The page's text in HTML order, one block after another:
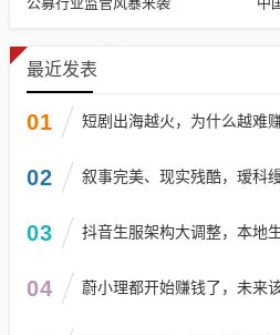
最近发表
01 短剧出海越火，为什么越难
02 叙事完美、现实残酷，瑷科
03 抖音生服架构大调整，本地
04 蔚小理都开始赚钱了，未来